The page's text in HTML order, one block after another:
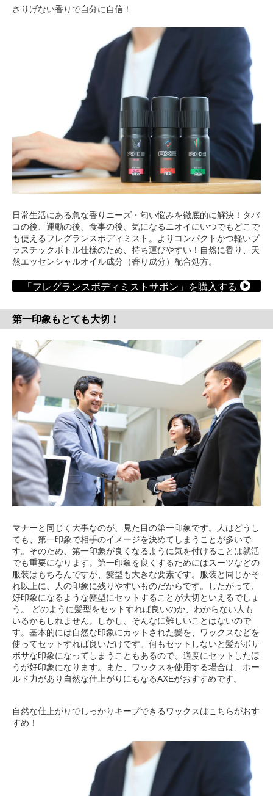
さりげない香りで自分に自信！
日常生活にある急な香りニーズ・匂い悩みを徹底的に解決！タバ
コの後、運動の後、食事の後、気になるニオイにいつでもどこで
も使えるフレグランスボディミスト。よりコンパクトかつ軽いプ
ラスチックボトル仕様のため、持ち運びやすい！自然に香り、天
然エッセンシャルオイル成分（香り成分）配合処方。
「フレグランスボディミストサボン」を購入する
第一印象もとても大切！
マナーと同じく大事なのが、見た目の第一印象です。人はどうし
ても、第一印象で相手のイメージを決めてしまうことが多いで
す。そのため、第一印象が良くなるように気を付けることは就活
でも重要になります。第一印象を良くするためにはスーツなどの
服装はもちろんですが、髪型も大きな要素です。服装と同じかそ
れ以上に、人の印象に残りやすいものだからです。したがって、
好印象になるような髪型にセットすることが大切といえるでしょ
う。 どのように髪型をセットすれば良いのか、わからない人も
いるかもしれません。しかし、そんなに難しいことはないので
す。基本的には自然な印象にカットされた髪を、ワックスなどを
使ってセットすれば良いだけです。何もセットしないと髪がボサ
ボサな印象になってしまうこともあるので、適度にセットしたほ
うが好印象になります。また、ワックスを使用する場合は、ホー
ルド力があり自然な仕上がりにもなるAXEがおすすめです。
自然な仕上がりでしっかりキープできるワックスはこちらがおす
すめ！